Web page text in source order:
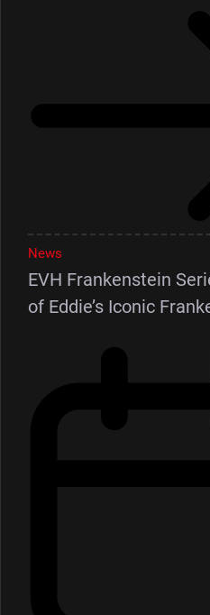
News
EVH Frankenstein
of Eddie’s Iconic